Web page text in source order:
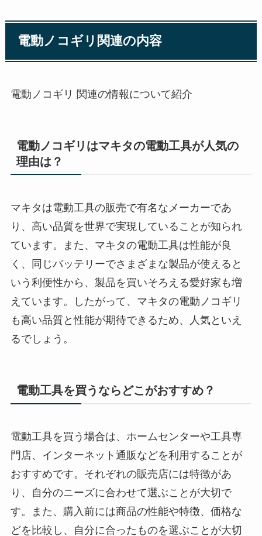
電動ノコギリ関連の内容
電動ノコギリ 関連の情報について紹介
電動ノコギリはマキタの電動工具が人気の
理由は？
マキタは電動工具の販売で有名なメーカーであ
り、高い品質を世界で実現していることが知られ
ています。また、マキタの電動工具は性能が良
く、同じバッテリーでさまざまな製品が使えると
いう利便性から、製品を買いそろえる愛好家も増
えています。したがって、マキタの電動ノコギリ
も高い品質と性能が期待できるため、人気といえ
るでしょう。
電動工具を買うならどこがおすすめ？
電動工具を買う場合は、ホームセンターや工具専
門店、インターネット通販などを利用することが
おすすめです。それぞれの販売店には特徴があ
り、自分のニーズに合わせて選ぶことが大切で
す。また、購入前には商品の性能や特徴、価格な
どを比較し、自分に合ったものを選ぶことが大切